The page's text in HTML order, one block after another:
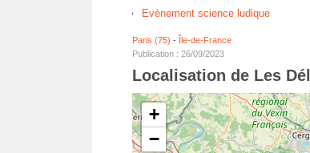
Evènement science ludique
Paris (75) - Île-de-France
Publication : 26/09/2023
Localisation de Les
+
−